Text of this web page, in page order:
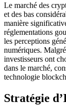
Le marché des
et des bas
manière
réglementations
les perceptions
numériques.
investisseurs ont
dans le marché,
technologie
Stratégie